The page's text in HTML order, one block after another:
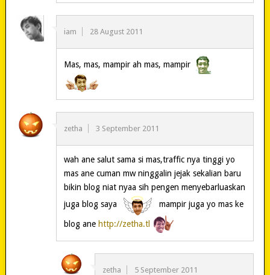
iam 28 August 2011
Mas, mas, mampir ah mas, mampir
zetha 3 September 2011
wah ane salut sama si mas,traffic nya tinggi yo
mas ane cuman mw ninggalin jejak sekalian baru
bikin blog niat nyaa sih pengen menyebarluaskan
juga blog saya
mampir juga yo mas ke
blog ane http://zetha.tl
zetha 5 September 2011